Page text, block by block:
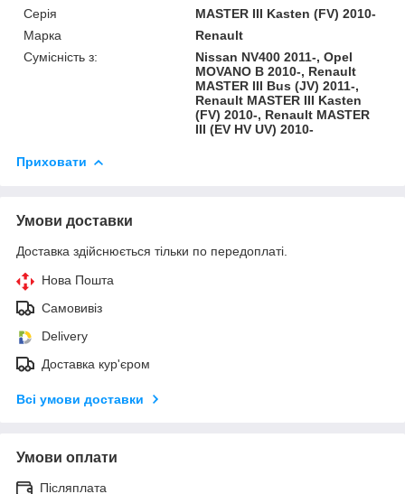
Серія
MASTER III Kasten (FV) 2010-
Марка
Renault
Сумісність з:
Nissan NV400 2011-, Opel
MOVANO B 2010-, Renault
MASTER III Bus (JV) 2011-,
Renault MASTER III Kasten
(FV) 2010-, Renault MASTER
III (EV HV UV) 2010-
Приховати
Умови доставки
Доставка здійснюється тільки по передоплаті.
Нова Пошта
Самовивіз
Delivery
Доставка кур'єром
Всі умови доставки
Умови оплати
Післяплата